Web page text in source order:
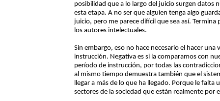
posibilidad que a lo largo del juicio surgen datos
esta etapa. A no ser que alguien tenga algo
juicio, pero me parece difícil que sea así.
los autores intelectuales.
Sin embargo, eso no hace necesario el hacer
instrucción. Negativa es si la comparamos con
período de instrucción, por todas las
al mismo tiempo demuestra también que el
llegar a más de lo que ha llegado. Porque le
sectores de la sociedad que están realmente por